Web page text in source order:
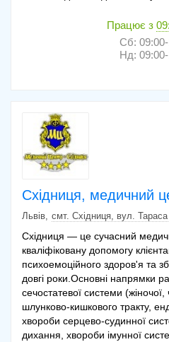
Працює з
Сб:
Нд:
Східниця, медичний
Львів смт. Східниця, вул.
Східниця — це сучасний
кваліфіковану допомогу
психоемоційного здоров'я та
довгі роки.Основні напрямки
сечостатевої системи (жіночої,
шлунково-кишкового тракту,
хвороби серцево-судинної
дихання, хвороби імунної